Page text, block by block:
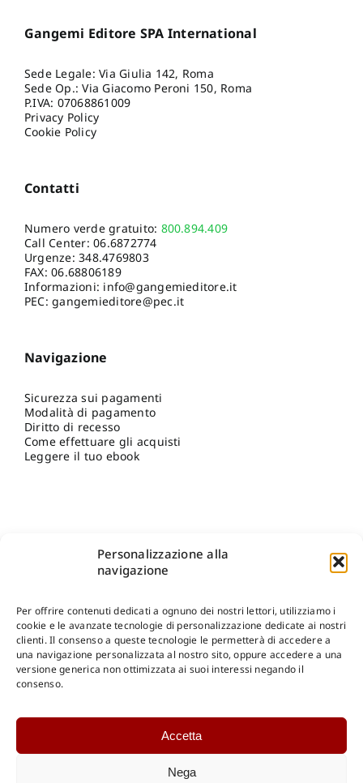
Personalizzazione alla
navigazione
Per offrire contenuti dedicati a ognuno dei nostri lettori, utilizziamo i
cookie e le avanzate tecnologie di personalizzazione dedicate ai nostri
clienti. Il consenso a queste tecnologie le permetterà di accedere a
una navigazione personalizzata al nostro sito, oppure accedere a una
versione generica non ottimizzata ai suoi interessi negando il
consenso.
Accetta
Nega
Gangemi Editore SPA International
Sede Legale: Via Giulia 142, Roma
Sede Op.: Via Giacomo Peroni 150, Roma
P.IVA: 07068861009
Privacy Policy
Cookie Policy
Contatti
Numero verde gratuito: 800.894.409
Call Center:06.6872774
Urgenze:348.4769803
FAX: 06.68806189
Informazioni: info@gangemieditore.it
PEC: gangemieditore@pec.it
Navigazione
Sicurezza sui pagamenti
Modalità di pagamento
Diritto di recesso
Come effettuare gli acquisti
Leggere il tuo ebook
Shop Gangemi Editore-Pagamenti Sicuri e anche Rateali
Catalogo Online
Catalogo Internazionale